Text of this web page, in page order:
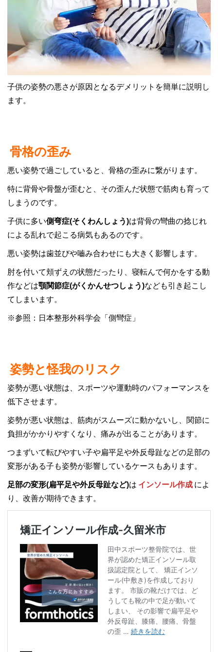
子供の姿勢の悪さが原因となるデメリットを簡単に説明し
ます。
骨格の歪み
悪い姿勢で過ごしていると、骨格の歪みに繋がります。
特に背骨や骨盤が歪むと、その歪んだ状態で筋肉も育って
しまうのです。
子供に多い側弯症(そくわんしょう)は背骨の彎曲の捻じれ
による乱れで起こる病気もあるのです。
悪い姿勢は歯並びや嚙み合わせにも大きく影響します。
肘を付いて頬ずえの状態だったり、寝転んで何かをする動
作などは顎関節症(がくかんせつしょう)なども引き起こし
てしまいます。
※参照： 日本整形外科学会「側彎症」
姿勢と怪我のリスク
姿勢が悪い状態は、スポーツや運動時のパフォーマンスを
低下させます。
姿勢が悪い状態は、筋肉がスムーズに動かないし、関節に
負担がかかりやすくなり、痛みが出ることがあります。
つまずいて転びやすい子や扁平足や外反母趾などの足部の
変形がある子も姿勢が影響しているケースもあります。
足部の変形(扁平足や外反母趾など)は インソール作成 によ
り、改善が期待できます。